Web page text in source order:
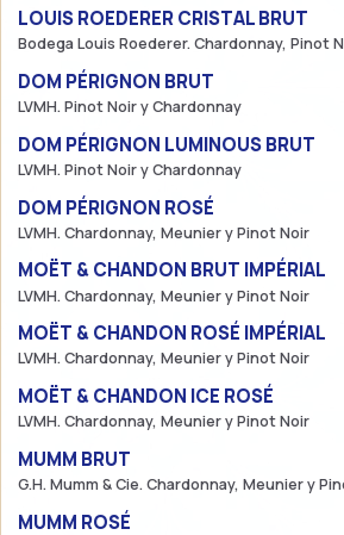
LOUIS ROEDERER CRISTAL BRUT
Bodega Louis Roederer. Chardonnay, Pinot
DOM PÉRIGNON BRUT
LVMH. Pinot Noir y Chardonnay
DOM PÉRIGNON LUMINOUS BRUT
LVMH. Pinot Noir y Chardonnay
DOM PÉRIGNON ROSÉ
LVMH. Chardonnay, Meunier y Pinot Noir
MOËT & CHANDON BRUT IMPÉRIAL
LVMH. Chardonnay, Meunier y Pinot Noir
MOËT & CHANDON ROSÉ IMPÉRIAL
LVMH. Chardonnay, Meunier y Pinot Noir
MOËT & CHANDON ICE ROSÉ
LVMH. Chardonnay, Meunier y Pinot Noir
MUMM BRUT
G.H. Mumm & Cie. Chardonnay, Meunier y
MUMM ROSÉ